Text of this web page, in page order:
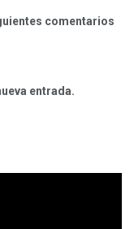
comentarios
entrada.